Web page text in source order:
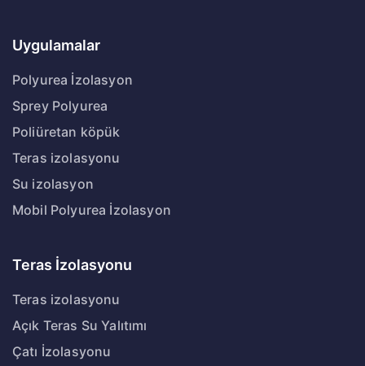
Uygulamalar
Polyurea İzolasyon
Sprey Polyurea
Poliüretan köpük
Teras izolasyonu
Su izolasyon
Mobil Polyurea İzolasyon
Teras İzolasyonu
Teras izolasyonu
Açık Teras Su Yalıtımı
Çatı İzolasyonu